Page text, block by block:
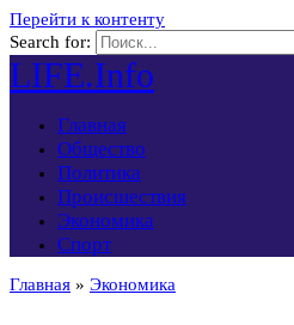
Перейти к контенту
Search for:
LIFE.Info
Главная
Общество
Политика
Происшествия
Экономика
Спорт
Главная » Экономика